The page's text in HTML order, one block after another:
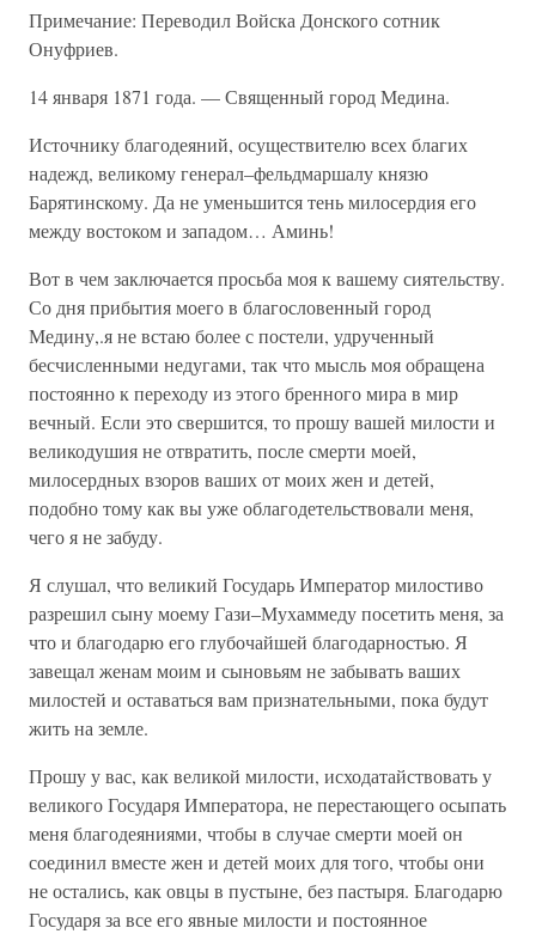
Примечание: Переводил Войска Донского сотник
Онуфриев.
14 января 1871 года. — Священный город Медина.
Источнику благодеяний, осуществителю всех благих
надежд, великому генерал–фельдмаршалу князю
Барятинскому. Да не уменьшится тень милосердия его
между востоком и западом… Аминь!
Вот в чем заключается просьба моя к вашему сиятельству.
Со дня прибытия моего в благословенный город
Медину,.я не встаю более с постели, удрученный
бесчисленными недугами, так что мысль моя обращена
постоянно к переходу из этого бренного мира в мир
вечный. Если это свершится, то прошу вашей милости и
великодушия не отвратить, после смерти моей,
милосердных взоров ваших от моих жен и детей,
подобно тому как вы уже облагодетельствовали меня,
чего я не забуду.
Я слушал, что великий Государь Император милостиво
разрешил сыну моему Гази–Мухаммеду посетить меня, за
что и благодарю его глубочайшей благодарностью. Я
завещал женам моим и сыновьям не забывать ваших
милостей и оставаться вам признательными, пока будут
жить на земле.
Прошу у вас, как великой милости, исходатайствовать у
великого Государя Императора, не перестающего осыпать
меня благодеяниями, чтобы в случае смерти моей он
соединил вместе жен и детей моих для того, чтобы они
не остались, как овцы в пустыне, без пастыря. Благодарю
Государя за все его явные милости и постоянное